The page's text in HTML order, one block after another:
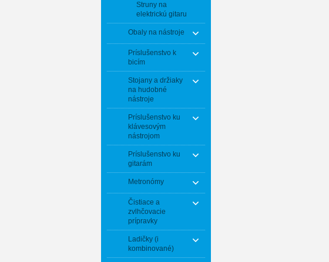
Struny na
elektrickú gitaru
Obaly na nástroje
Príslušenstvo k
bicím
Stojany a držiaky
na hudobné
nástroje
Príslušenstvo ku
klávesovým
nástrojom
Príslušenstvo ku
gitarám
Metronómy
Čistiace a
zvlhčovacie
prípravky
Ladičky (i
kombinované)